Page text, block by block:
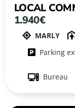
LOCAL
MARLY
1.940€
MARLY
Parking
Bureau